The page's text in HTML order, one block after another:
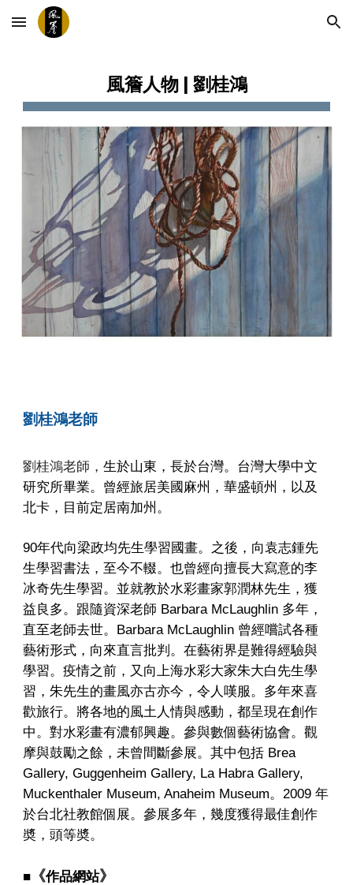
Skip to main content Skip to navigation
風簷人物 | 劉桂鴻
劉桂鴻老師
劉桂鴻老師，生於山東，長於台灣。台灣大學中文
研究所畢業。曾經旅居美國麻州，華盛頓州，以及
北卡，目前定居南加州。
90年代向梁政均先生學習國畫。之後，向袁志鍾先
生學習書法，至今不輟。也曾經向擅長大寫意的李
冰奇先生學習。並就教於水彩畫家郭潤林先生，獲
益良多。跟隨資深老師 Barbara McLaughlin 多年，
直至老師去世。Barbara McLaughlin 曾經嚐試各種
藝術形式，向來直言批判。在藝術界是難得經驗與
學習。疫情之前，又向上海水彩大家朱大白先生學
習，朱先生的畫風亦古亦今，令人嘆服。多年來喜
歡旅行。將各地的風土人情與感動，都呈現在創作
中。對水彩畫有濃郁興趣。參與數個藝術協會。觀
摩與鼓勵之餘，未曾間斷參展。其中包括 Brea
Gallery, Guggenheim Gallery, La Habra Gallery,
Muckenthaler Museum, Anaheim Museum。2009 年
於台北社教館個展。參展多年，幾度獲得最佳創作
奬，頭等奬。
■ 《作品網站》